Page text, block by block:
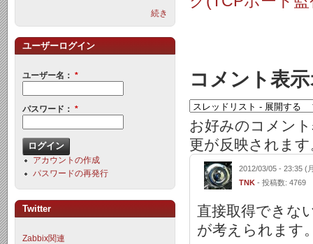
コメント表
お好みのコメン
更が反映されます
2012/03/05 - 23:35 (
TNK - 投稿数: 4769
直接取得できな
が考えられます
続き
ユーザーログイン
ユーザー名： *
パスワード： *
アカウントの作成
パスワードの再発行
Twitter
Zabbix関連